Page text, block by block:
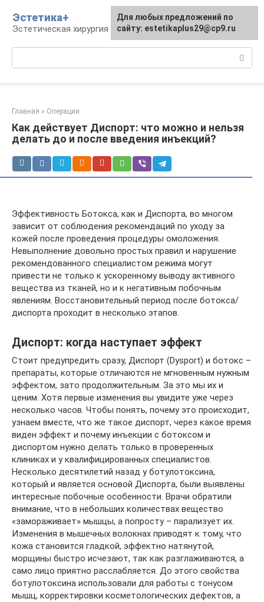
контенту
Эстетика+
Эстетическая хирургия и косметология
Главная » Операции
Как действует Диспорт: что можно и нельзя
делать до и после введения инъекций?
Эффективность Ботокса, как и Диспорта, во многом
зависит от соблюдения рекомендаций по уходу за
кожей после проведения процедуры омоложения.
Невыполнение довольно простых правил и нарушение
рекомендованного специалистом режима могут
привести не только к ускоренному выводу активного
вещества из тканей, но и к негативным побочным
явлениям. Восстановительный период после ботокса/
диспорта проходит в несколько этапов.
Диспорт: когда наступает эффект
Стоит предупредить сразу, Диспорт (Dysport) и ботокс –
препараты, которые отличаются не мгновенным нужным
эффектом, зато продолжительным. За это мы их и
ценим. Хотя первые изменения вы увидите уже через
несколько часов. Чтобы понять, почему это происходит,
узнаем вместе, что же такое диспорт, через какое время
виден эффект и почему инъекции с ботоксом и
диспортом нужно делать только в проверенных
клиниках и у квалифицированных специалистов.
Несколько десятилетий назад у ботулотоксина,
который и является основой Диспорта, были выявлены
интересные побочные особенности. Врачи обратили
внимание, что в небольших количествах вещество
«замораживает» мышцы, а попросту – парализует их.
Изменения в мышечных волокнах приводят к тому, что
кожа становится гладкой, эффектно натянутой,
морщины быстро исчезают, так как разглаживаются, а
само лицо приятно расслабляется. До этого свойства
ботулотоксина использовали для работы с тонусом
мышц, корректировки косметологических дефектов, а
Для любых предложений по
сайту: estetikaplus29@cp9.ru